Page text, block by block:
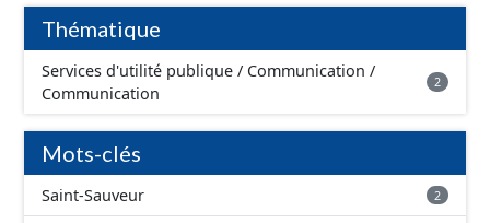
chaque lieu peut accueillir plusieurs conteneurs. Il peut
donc contenir des points superposés.
Thématique
Services d'utilité publique / Communication /
Communication
2
Mots-clés
Saint-Sauveur 2